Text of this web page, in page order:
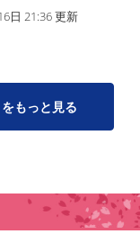
日 21:36 更新
もっと見る